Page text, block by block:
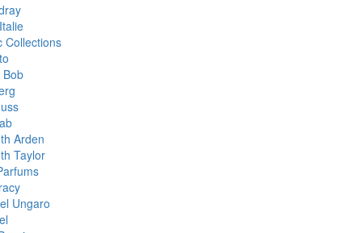
Collections
Bob
Arden
Taylor
Ungaro